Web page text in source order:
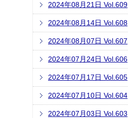
2024年08月21日 Vol.609
2024年08月14日 Vol.608
2024年08月07日 Vol.607
2024年07月24日 Vol.606
2024年07月17日 Vol.605
2024年07月10日 Vol.604
2024年07月03日 Vol.603